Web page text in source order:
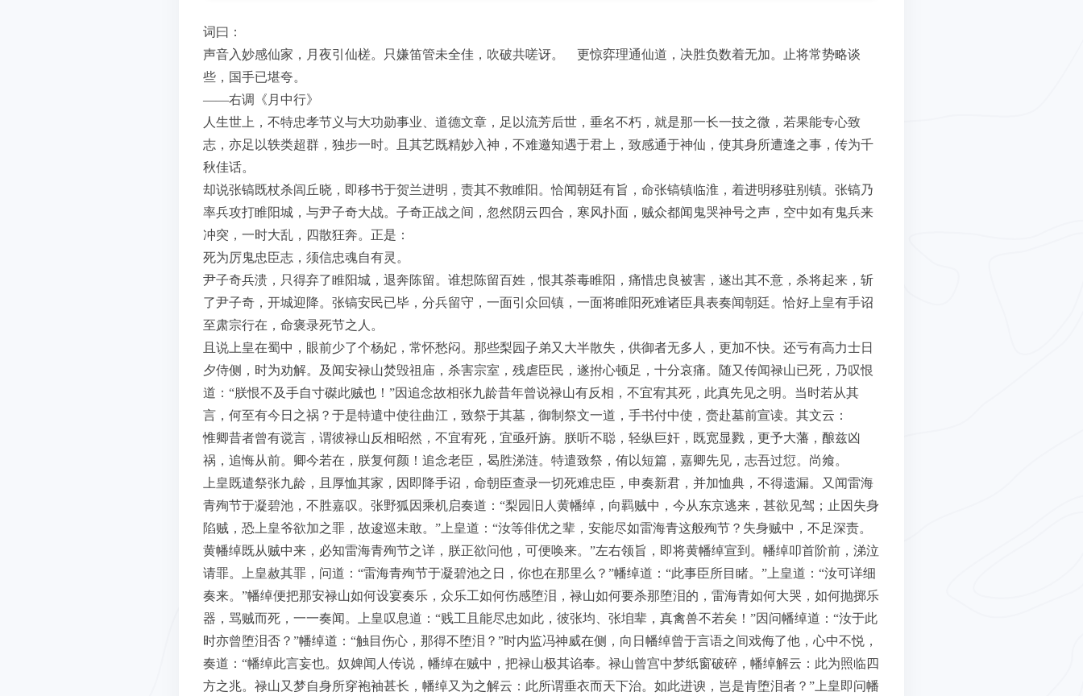
词曰：
声音入妙感仙家，月夜引仙槎。只嫌笛管未全佳，吹破共嗟讶。 更惊弈理通仙道，决胜负数着无加。止将常势略谈
些，国手已堪夸。
——右调《月中行》
人生世上，不特忠孝节义与大功勋事业、道德文章，足以流芳后世，垂名不朽，就是那一长一技之微，若果能专心致
志，亦足以轶类超群，独步一时。且其艺既精妙入神，不难邀知遇于君上，致感通于神仙，使其身所遭逢之事，传为千
秋佳话。
却说张镐既杖杀闾丘晓，即移书于贺兰进明，责其不救睢阳。恰闻朝廷有旨，命张镐镇临淮，着进明移驻别镇。张镐乃
率兵攻打睢阳城，与尹子奇大战。子奇正战之间，忽然阴云四合，寒风扑面，贼众都闻鬼哭神号之声，空中如有鬼兵来
冲突，一时大乱，四散狂奔。正是：
死为厉鬼忠臣志，须信忠魂自有灵。
尹子奇兵溃，只得弃了睢阳城，退奔陈留。谁想陈留百姓，恨其荼毒睢阳，痛惜忠良被害，遂出其不意，杀将起来，斩
了尹子奇，开城迎降。张镐安民已毕，分兵留守，一面引众回镇，一面将睢阳死难诸臣具表奏闻朝廷。恰好上皇有手诏
至肃宗行在，命褒录死节之人。
且说上皇在蜀中，眼前少了个杨妃，常怀愁闷。那些梨园子弟又大半散失，供御者无多人，更加不快。还亏有高力士日
夕侍侧，时为劝解。及闻安禄山焚毁祖庙，杀害宗室，残虐臣民，遂拊心顿足，十分哀痛。随又传闻禄山已死，乃叹恨
道：“朕恨不及手自寸磔此贼也！”因追念故相张九龄昔年曾说禄山有反相，不宜宥其死，此真先见之明。当时若从其
言，何至有今日之祸？于是特遣中使往曲江，致祭于其墓，御制祭文一道，手书付中使，赍赴墓前宣读。其文云：
惟卿昔者曾有谠言，谓彼禄山反相昭然，不宜宥死，宜亟歼旃。朕听不聪，轻纵巨奸，既宽显戮，更予大藩，酿兹凶
祸，追悔从前。卿今若在，朕复何颜！追念老臣，曷胜涕涟。特遣致祭，侑以短篇，嘉卿先见，志吾过愆。尚飨。
上皇既遣祭张九龄，且厚恤其家，因即降手诏，命朝臣查录一切死难忠臣，申奏新君，并加恤典，不得遗漏。又闻雷海
青殉节于凝碧池，不胜嘉叹。张野狐因乘机启奏道：“梨园旧人黄幡绰，向羁贼中，今从东京逃来，甚欲见驾；止因失身
陷贼，恐上皇爷欲加之罪，故逡巡未敢。”上皇道：“汝等俳优之辈，安能尽如雷海青这般殉节？失身贼中，不足深责。
黄幡绰既从贼中来，必知雷海青殉节之详，朕正欲问他，可便唤来。”左右领旨，即将黄幡绰宣到。幡绰叩首阶前，涕泣
请罪。上皇赦其罪，问道：“雷海青殉节于凝碧池之日，你也在那里么？”幡绰道：“此事臣所目睹。”上皇道：“汝可详细
奏来。”幡绰便把那安禄山如何设宴奏乐，众乐工如何伤感堕泪，禄山如何要杀那堕泪的，雷海青如何大哭，如何抛掷乐
器，骂贼而死，一一奏闻。上皇叹息道：“贱工且能尽忠如此，彼张均、张垍辈，真禽兽不若矣！”因问幡绰道：“汝于此
时亦曾堕泪否？”幡绰道：“触目伤心，那得不堕泪？”时内监冯神威在侧，向日幡绰曾于言语之间戏侮了他，心中不悦，
奏道：“幡绰此言妄也。奴婢闻人传说，幡绰在贼中，把禄山极其谄奉。禄山曾宫中梦纸窗破碎，幡绰解云：此为照临四
方之兆。禄山又梦自身所穿袍袖甚长，幡绰又为之解云：此所谓垂衣而天下治。如此进谀，岂是肯堕泪者？”上皇即问幡